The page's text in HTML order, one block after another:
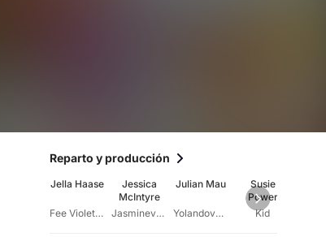
Reparto y producción
Jella Haase
Fee Violettavoice
Jessica
McIntyre
Jasminevoice
Julian Mau
Yolandovoice
Susie
Power
Kid